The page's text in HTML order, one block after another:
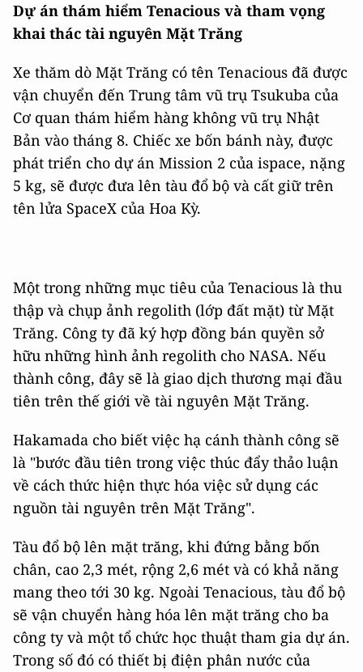
Dự án thám hiểm Tenacious và tham vọng
khai thác tài nguyên Mặt Trăng
Xe thăm dò Mặt Trăng có tên Tenacious đã được
vận chuyển đến Trung tâm vũ trụ Tsukuba của
Cơ quan thám hiểm hàng không vũ trụ Nhật
Bản vào tháng 8. Chiếc xe bốn bánh này, được
phát triển cho dự án Mission 2 của ispace, nặng
5 kg, sẽ được đưa lên tàu đổ bộ và cất giữ trên
tên lửa SpaceX của Hoa Kỳ.
Một trong những mục tiêu của Tenacious là thu
thập và chụp ảnh regolith (lớp đất mặt) từ Mặt
Trăng. Công ty đã ký hợp đồng bán quyền sở
hữu những hình ảnh regolith cho NASA. Nếu
thành công, đây sẽ là giao dịch thương mại đầu
tiên trên thế giới về tài nguyên Mặt Trăng.
Hakamada cho biết việc hạ cánh thành công sẽ
là "bước đầu tiên trong việc thúc đẩy thảo luận
về cách thức hiện thực hóa việc sử dụng các
nguồn tài nguyên trên Mặt Trăng".
Tàu đổ bộ lên mặt trăng, khi đứng bằng bốn
chân, cao 2,3 mét, rộng 2,6 mét và có khả năng
mang theo tới 30 kg. Ngoài Tenacious, tàu đổ bộ
sẽ vận chuyển hàng hóa lên mặt trăng cho ba
công ty và một tổ chức học thuật tham gia dự án.
Trong số đó có thiết bị điện phân nước của